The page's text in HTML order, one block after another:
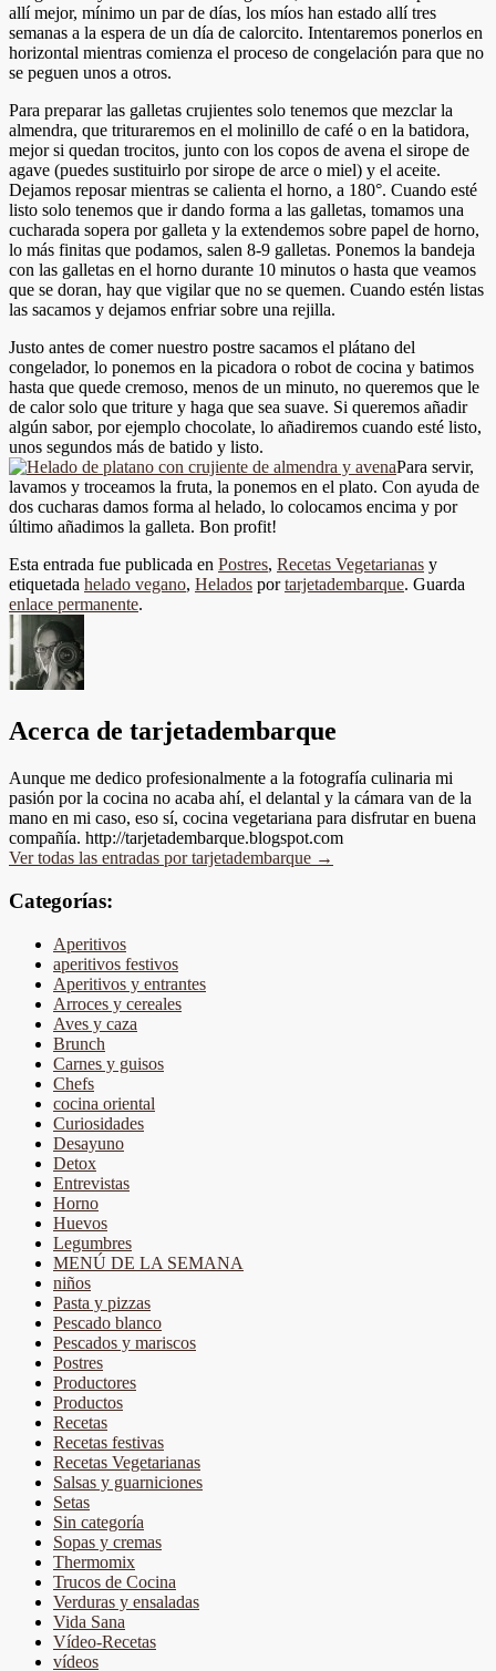
allí mejor, mínimo un par de días, los míos han estado allí tres
semanas a la espera de un día de calorcito. Intentaremos ponerlos en
horizontal mientras comienza el proceso de congelación para que no
se peguen unos a otros.
Para preparar las galletas crujientes solo tenemos que mezclar la
almendra, que trituraremos en el molinillo de café o en la batidora,
mejor si quedan trocitos, junto con los copos de avena el sirope de
agave (puedes sustituirlo por sirope de arce o miel) y el aceite.
Dejamos reposar mientras se calienta el horno, a 180°. Cuando esté
listo solo tenemos que ir dando forma a las galletas, tomamos una
cucharada sopera por galleta y la extendemos sobre papel de horno,
lo más finitas que podamos, salen 8-9 galletas. Ponemos la bandeja
con las galletas en el horno durante 10 minutos o hasta que veamos
que se doran, hay que vigilar que no se quemen. Cuando estén listas
las sacamos y dejamos enfriar sobre una rejilla.
Justo antes de comer nuestro postre sacamos el plátano del
congelador, lo ponemos en la picadora o robot de cocina y batimos
hasta que quede cremoso, menos de un minuto, no queremos que le
de calor solo que triture y haga que sea suave. Si queremos añadir
algún sabor, por ejemplo chocolate, lo añadiremos cuando esté listo,
unos segundos más de batido y listo.
Para servir,
lavamos y troceamos la fruta, la ponemos en el plato. Con ayuda de
dos cucharas damos forma al helado, lo colocamos encima y por
último añadimos la galleta. Bon profit!
Esta entrada fue publicada en Postres, Recetas Vegetarianas y
etiquetada helado vegano, Helados portarjetadembarque. Guarda
enlace permanente.
Acerca de tarjetadembarque
Aunque me dedico profesionalmente a la fotografía culinaria mi
pasión por la cocina no acaba ahí, el delantal y la cámara van de la
mano en mi caso, eso sí, cocina vegetariana para disfrutar en buena
compañía. http://tarjetadembarque.blogspot.com
Ver todas las entradas por tarjetadembarque →
Categorías:
Aperitivos
aperitivos festivos
Aperitivos y entrantes
Arroces y cereales
Aves y caza
Brunch
Carnes y guisos
Chefs
cocina oriental
Curiosidades
Desayuno
Detox
Entrevistas
Horno
Huevos
Legumbres
MENÚ DE LA SEMANA
niños
Pasta y pizzas
Pescado blanco
Pescados y mariscos
Postres
Productores
Productos
Recetas
Recetas festivas
Recetas Vegetarianas
Salsas y guarniciones
Setas
Sin categoría
Sopas y cremas
Thermomix
Trucos de Cocina
Verduras y ensaladas
Vida Sana
Vídeo-Recetas
vídeos